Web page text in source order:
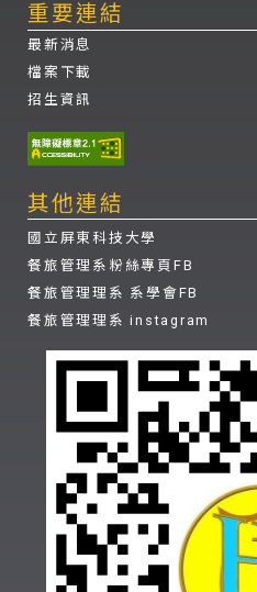
重要連結
最新消息
檔案下載
招生資訊
其他連結
國立屏東科技大學
餐旅管理系粉絲專頁FB
餐旅管理理系 系學會FB
餐旅管理理系 instagram